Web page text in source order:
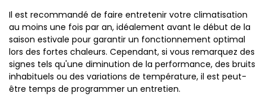
Il est recommandé de faire entretenir votre climatisation
au moins une fois par an, idéalement avant le début de la
saison estivale pour garantir un fonctionnement optimal
lors des fortes chaleurs. Cependant, si vous remarquez des
signes tels qu'une diminution de la performance, des bruits
inhabituels ou des variations de température, il est peut-
être temps de programmer un entretien.